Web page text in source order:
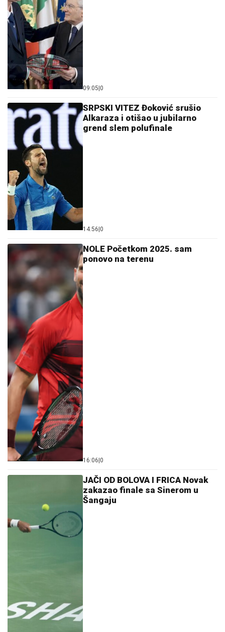
09:05 0
SRPSKI VITEZ Đoković srušio
Alkaraza i otišao u jubilarno
grend slem polufinale
14:56 0
NOLE Početkom 2025. sam
ponovo na terenu
16:06 0
JAČI OD BOLOVA I FRICA Novak
zakazao finale sa Sinerom u
Šangaju